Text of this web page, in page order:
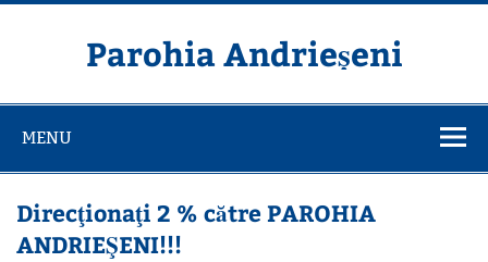
Skip
Parohia Andrieșeni
MENU
Direcţionaţi 2 % către PAROHIA
ANDRIEŞENI!!!